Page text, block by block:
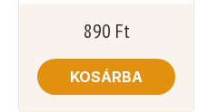
890 Ft
KOSÁRBA